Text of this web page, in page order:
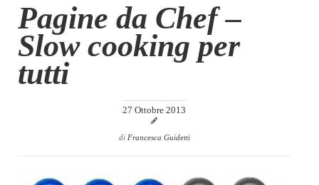
Chi siamo
Contatti
Eventi
Home
Pagine da Chef –
Slow cooking per
tutti
27 Ottobre 2013
di Francesca Guidetti